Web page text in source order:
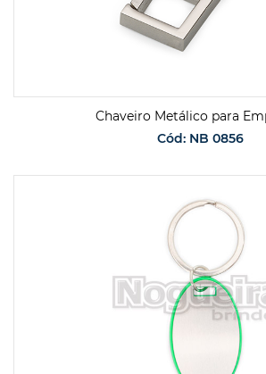
Chaveiro Metálico para
Cód: NB 0856